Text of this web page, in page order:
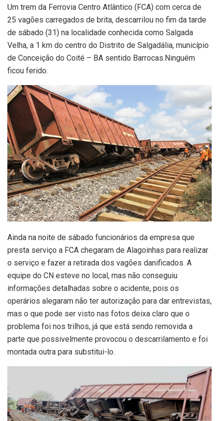
Um trem da Ferrovia Centro Atlântico (FCA) com cerca de
25 vagões carregados de brita, descarrilou no fim da tarde
de sábado (31) na localidade conhecida como Salgada
Velha, a 1 km do centro do Distrito de Salgadália, município
de Conceição do Coité – BA sentido Barrocas.Ninguém
ficou ferido.
Ainda na noite de sábado funcionários da empresa que
presta serviço a FCA chegaram de Alagoinhas para realizar
o serviço e fazer a retirada dos vagões danificados. A
equipe do CN esteve no local, mas não conseguiu
informações detalhadas sobre o acidente, pois os
operários alegaram não ter autorização para dar entrevistas,
mas o que pode ser visto nas fotos deixa claro que o
problema foi nos trilhos, já que está sendo removida a
parte que possivelmente provocou o descarrilamento e foi
montada outra para substitui-lo.